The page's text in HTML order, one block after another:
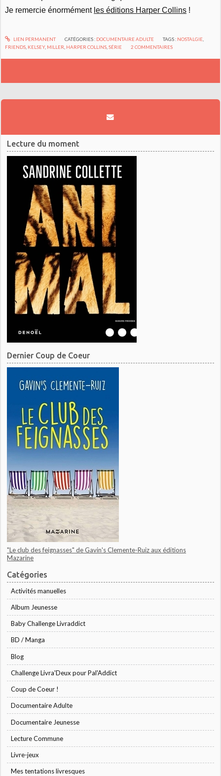
Je remercie énormément les éditions Harper Collins !
LIEN PERMANENT CATÉGORIES : DOCUMENTAIRE ADULTE TAGS : NOSTALGIE
FRIENDS KELSEY, MILLER HARPER COLLINS ,SÉRIE 2 COMMENTAIRES
Lecture du moment
Dernier Coup de Coeur
"Le club des feignasses" de Gavin's Clemente-Ruiz aux éditions
Mazarine
Catégories
Activités manuelles
Album Jeunesse
Baby Challenge Livraddict
BD / Manga
Blog
Challenge Livra'Deux pour Pal'Addict
Coup de Coeur !
Documentaire Adulte
Documentaire Jeunesse
Lecture Commune
Livre-jeux
Mes tentations livresques